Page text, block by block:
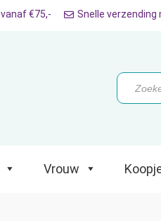
Koopjes
€75,- Snelle verzending
zoeken
Vrouw